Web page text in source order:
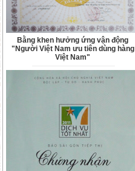
Bằng khen hưởng ứng vận động
"Người Việt Nam ưu tiên dùng hàng
Việt Nam"